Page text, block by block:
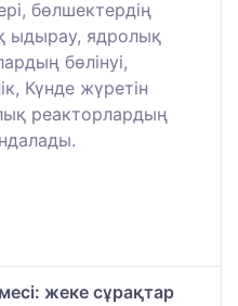
бөлшектердің
ыдырау, ядролық
бөлінуі,
Күнде жүретін
реакторлардың
жеке сұрақтар